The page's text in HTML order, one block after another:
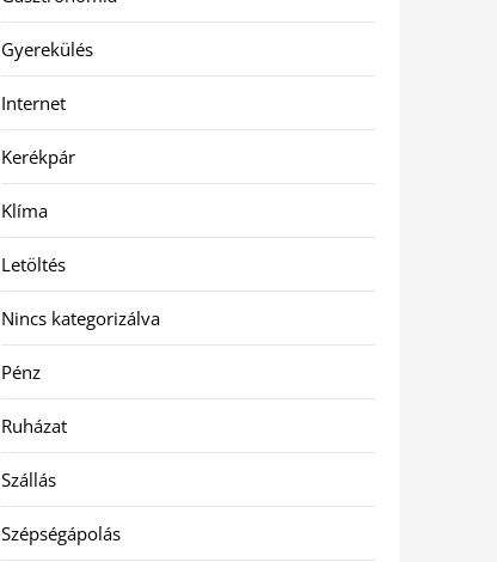
Gyerekülés
Internet
Kerékpár
Klíma
Letöltés
Nincs kategorizálva
Pénz
Ruházat
Szállás
Szépségápolás